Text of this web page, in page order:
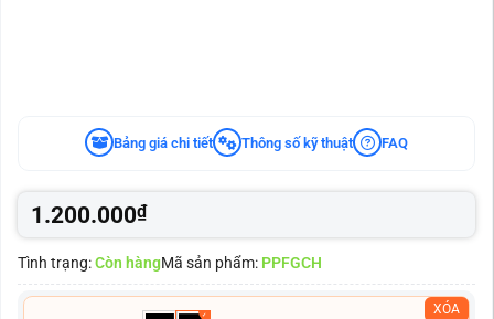
Bảng giá chi tiết Thông số kỹ thuật FAQ
1.200.000₫
Tình trạng:Còn hàngMã sản phẩm: PPFGCH
XÓA